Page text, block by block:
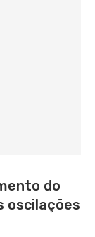
do
oscilações